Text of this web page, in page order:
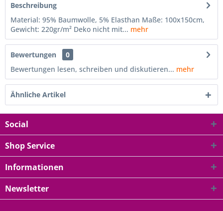
Beschreibung
Material: 95% Baumwolle, 5% Elasthan Maße: 100x150cm,
Gewicht: 220gr/m² Deko nicht mit... mehr
Bewertungen
0
Bewertungen lesen, schreiben und diskutieren... mehr
Ähnliche Artikel
Social
Shop Service
Informationen
Newsletter